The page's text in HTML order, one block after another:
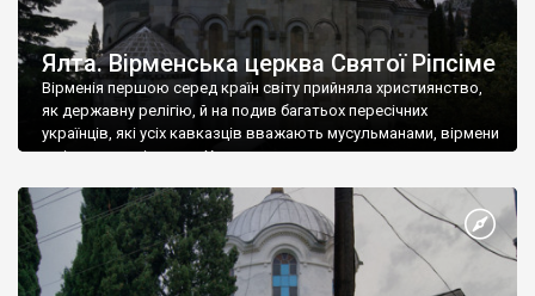
Ялта. Вірменська церква Святої Ріпсіме
Вірменія першою серед країн світу прийняла християнство,
як державну релігію, й на подив багатьох пересічних
українців, які усіх кавказців вважають мусульманами, вірмени
є відданими вірянами Христа